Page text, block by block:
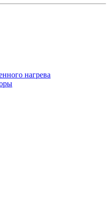
нагрева